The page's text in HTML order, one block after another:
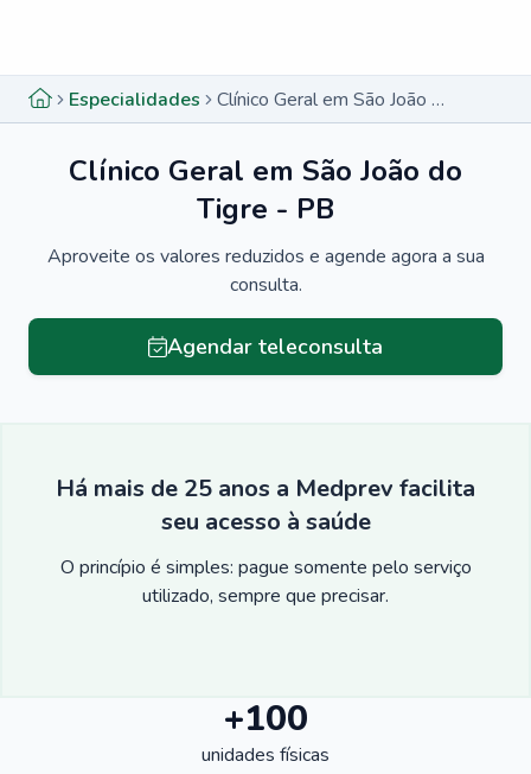
Especialidades Clínico Geral em São João do Tigre - PB
Clínico Geral em São João do
Tigre - PB
Aproveite os valores reduzidos e agende agora a sua
consulta.
Agendar teleconsulta
Há mais de 25 anos a Medprev facilita
seu acesso à saúde
O princípio é simples: pague somente pelo serviço
utilizado, sempre que precisar.
+100
unidades físicas